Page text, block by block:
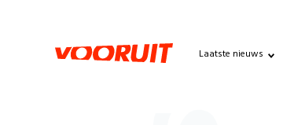
Laatste nieuws